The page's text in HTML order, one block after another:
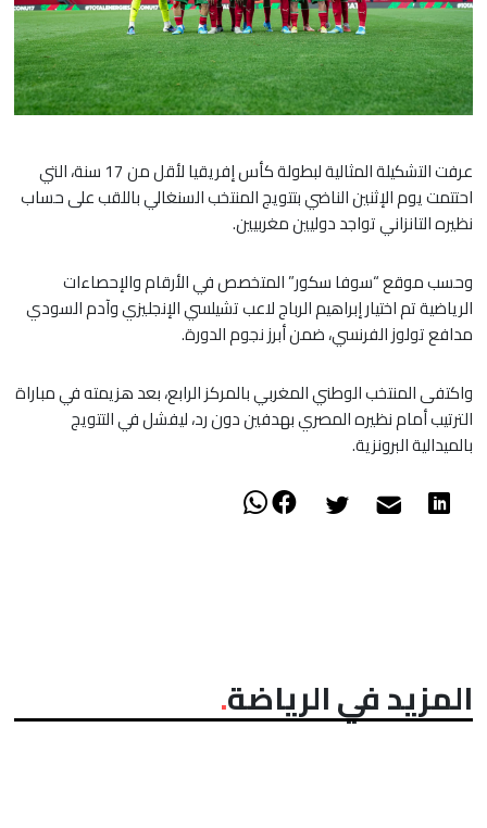
عرفت التشكيلة المثالية لبطولة كأس إفريقيا لأقل من 17 سنة، التي
احتتمت يوم الإثنين الناضي بتتويج المنتخب السنغالي باللقب على حساب
نظيره التانزاني تواجد دوليين مغربيين.
وحسب موقع “سوفا سكور” المتخصص في الأرقام والإحصاءات
الرياضية تم اختيار إبراهيم الرباج لاعب تشيلسي الإنجليزي وآدم السودي
مدافع تولوز الفرنسي، ضمن أبرز نجوم الدورة.
​واكتفى المنتخب الوطني المغربي بالمركز الرابع، بعد هزيمته في مباراة
الترتيب أمام نظيره المصري بهدفين دون رد، ليفشل في التتويج
بالميدالية البرونزية.
المزيد في الرياضة